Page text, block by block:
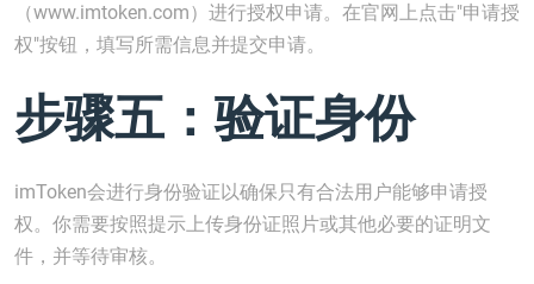
（www.imtoken.com）进行授权申请。在官网上点击"申请授
权"按钮，填写所需信息并提交申请。
步骤五：验证身份
imToken会进行身份验证以确保只有合法用户能够申请授
权。你需要按照提示上传身份证照片或其他必要的证明文
件，并等待审核。